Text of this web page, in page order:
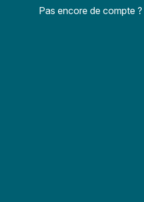
Pas encore de compte ?